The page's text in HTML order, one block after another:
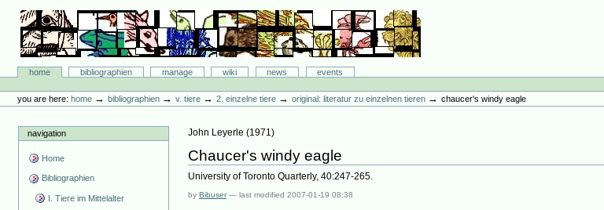
content.
navigation
Bibliographie-Portal
Sectionshome bibliographien manage wiki news
events
tools
you are here: home →bibliographien →v. tiere →2. einzelne tiere →original: literatur zu einzelnen tieren →chaucer's windy eagle
navigation
Home
Bibliographien
I. Tiere im Mittelalter
John Leyerle (1971)
Chaucer's windy eagle
University of Toronto Quarterly, 40:247-265.
byBibuser —last modified2007-01-19 08:38